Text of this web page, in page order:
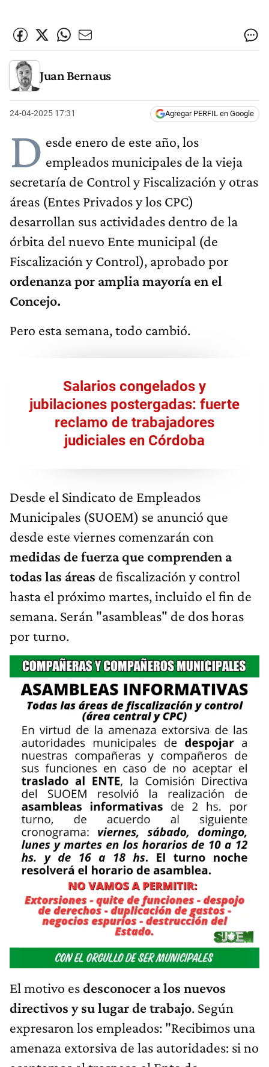
Juan Bernaus
24-04-2025 17:31 Agregar PERFIL en Google
D esde enero de este año, los
empleados municipales de la vieja
secretaría de Control y Fiscalización y otras
áreas (Entes Privados y los CPC)
desarrollan sus actividades dentro de la
órbita del nuevo Ente municipal (de
Fiscalización y Control), aprobado por
ordenanza por amplia mayoría en el
Concejo.
Pero esta semana, todo cambió.
Salarios congelados y
jubilaciones postergadas: fuerte
reclamo de trabajadores
judiciales en Córdoba
Desde el Sindicato de Empleados
Municipales (SUOEM) se anunció que
desde este viernes comenzarán con
medidas de fuerza que comprenden a
todas las áreas de fiscalización y control
hasta el próximo martes, incluido el fin de
semana. Serán "asambleas" de dos horas
por turno.
El motivo esdesconocer a los nuevos
directivos y su lugar de trabajo. Según
expresaron los empleados: "Recibimos una
amenaza extorsiva de las autoridades: si no